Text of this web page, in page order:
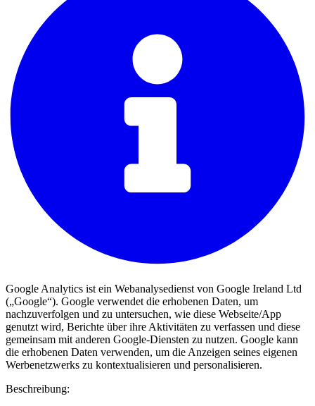
Google Analytics ist ein Webanalysedienst von Google Ireland Ltd
(„Google“). Google verwendet die erhobenen Daten, um
nachzuverfolgen und zu untersuchen, wie diese Webseite/App
genutzt wird, Berichte über ihre Aktivitäten zu verfassen und diese
gemeinsam mit anderen Google-Diensten zu nutzen. Google kann
die erhobenen Daten verwenden, um die Anzeigen seines eigenen
Werbenetzwerks zu kontextualisieren und personalisieren.
Beschreibung: